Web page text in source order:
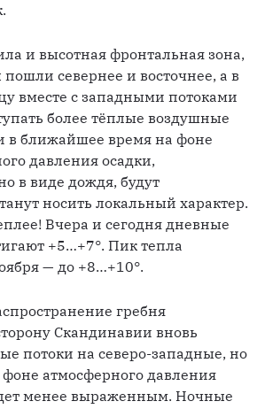
и высотная фронтальная зона,
севернее и восточнее, а в
вместе с западными потоками
более тёплые воздушные
в ближайшее время на фоне
давления осадки,
в виде дождя, будут
носить локальный характер.
Вчера и сегодня дневные
+5…+7°. Пик тепла
— до +8…+10°.
гребня
Скандинавии вновь
потоки на северо-западные, но
атмосферного давления
менее выраженным. Ночные